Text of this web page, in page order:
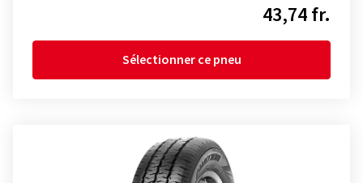
43,74 fr.
Sélectionner ce pneu